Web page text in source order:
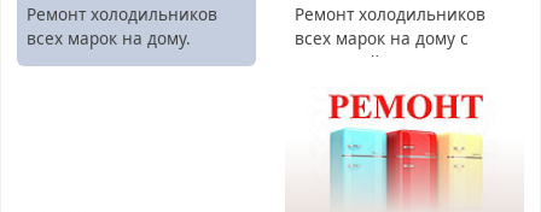
Ремонт холодильников
всех марок на дому.
Ремонт холодильников
всех марок на дому с
гарантией. Замена
Недорого. Без выходных.
Все районы. Скидка.
Вызов бесплатный.